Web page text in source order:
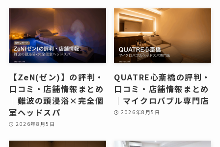
【ZeN(ゼン)】の評判・
口コミ・店舗情報まとめ
｜難波の頭浸浴×完全個
室ヘッドスパ
2026年8月5日
QUATRE心斎橋の評判・
口コミ・店舗情報まとめ
｜マイクロバブル専門店
2026年8月5日